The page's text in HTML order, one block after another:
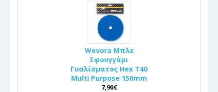
Wevora Μπλε
Σφουγγάρι
Γυαλίσματος Hex T40
Multi Purpose 150mm
7,90€